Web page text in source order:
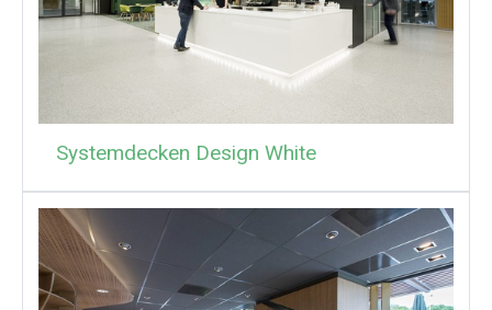
Systemdecken Design White